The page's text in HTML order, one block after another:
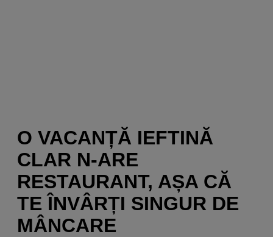
O VACANȚĂ IEFTINĂ
CLAR N-ARE
RESTAURANT, AȘA CĂ
TE ÎNVÂRȚI SINGUR DE
MÂNCARE